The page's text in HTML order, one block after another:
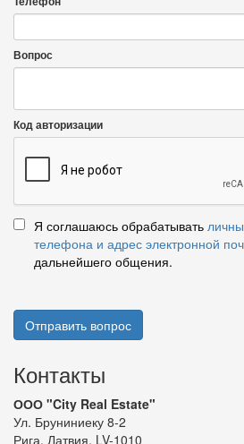
Вопрос
Код авторизации
Я соглашаюсь обрабатывать
телефона и адрес электронной
дальнейшего общения.
Отправить вопрос
Контакты
ООО "City Real Estate"
Ул. Бруниниеку 8-2
Рига, Латвия, LV-1010